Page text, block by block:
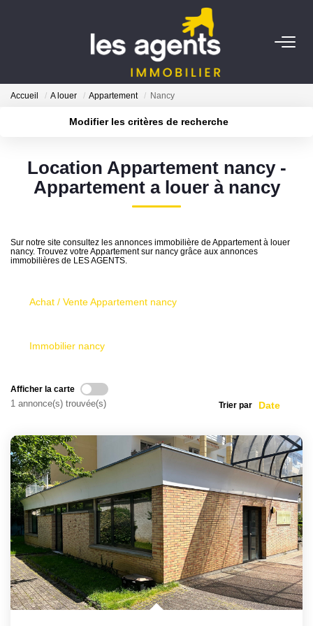
ACHETER
CONTACT
ESTIMATION
Accueil A louer Appartement Nancy
Modifier les critères de recherche
Type de bien
Surface min
Créer une alerte
Location Appartement nancy -
Appartement a louer à nancy
Sur notre site consultez les annonces immobilière de Appartement à louer
nancy. Trouvez votre Appartement sur nancy grâce aux annonces
immobilières de LES AGENTS.
Achat / Vente Appartement nancy
Immobilier nancy
Afficher la carte
1 annonce(s) trouvée(s) Trier par